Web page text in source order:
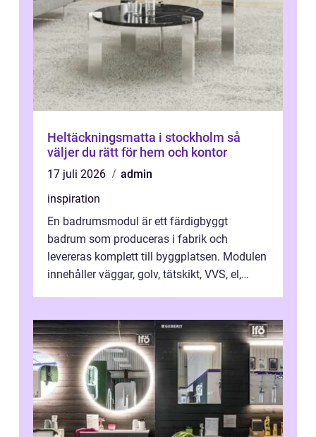
Heltäckningsmatta i stockholm så
väljer du rätt för hem och kontor
17 juli 2026
admin
inspiration
En badrumsmodul är ett färdigbyggt
badrum som produceras i fabrik och
levereras komplett till byggplatsen. Modulen
innehåller väggar, golv, tätskikt, VVS, el,